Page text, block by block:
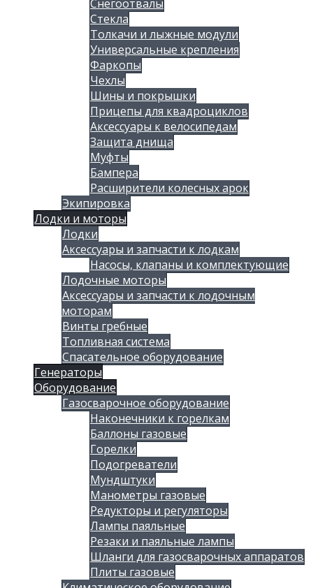
Снегоотвалы
Стекла
Толкачи и лыжные модули
Универсальные крепления
Фаркопы
Чехлы
Шины и покрышки
Прицепы для квадроциклов
Аксессуары к велосипедам
Защита днища
Муфты
Бампера
Расширители колесных арок
Экипировка
Лодки и моторы
Лодки
Аксессуары и запчасти к лодкам
Насосы, клапаны и комплектующие
Лодочные моторы
Аксессуары и запчасти к лодочным
моторам
Винты гребные
Топливная система
Спасательное оборудование
Генераторы
Оборудование
Газосварочное оборудование
Наконечники к горелкам
Баллоны газовые
Горелки
Подогреватели
Мундштуки
Манометры газовые
Редукторы и регуляторы
Лампы паяльные
Резаки и паяльные лампы
Шланги для газосварочных аппаратов
Плиты газовые